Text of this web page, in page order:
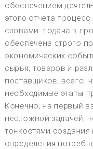
обеспечением
этого отчета
словами. подача в
обеспечена строго
экономических
сырья, товаров и
поставщиков, всего,
необходимые этапы
Конечно, на первый
несложной задачей,
тонкостями
определения